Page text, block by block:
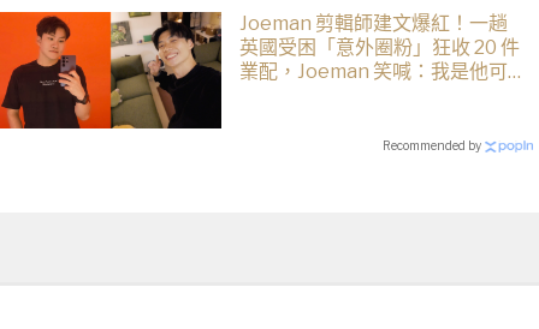
Joeman 剪輯師建文爆紅！一趟
英國受困「意外圈粉」狂收 20 件
業配，Joeman 笑喊：我是他可
Recommended by